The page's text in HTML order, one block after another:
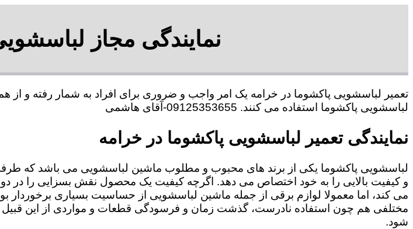
نمایندگی مجاز
تعمیر لباسشویی پاکشوما در خرامه یک امر واجب و ضروری برای افراد به شمار رفته و
لباسشویی پاکشوما استفاده می کنند. 09125353655-آقای هاشمی
نمایندگی تعمیر لباسشویی پاکشوما در خرامه
لباسشویی پاکشوما یکی از برند های محبوب و مطلوب ماشین لباسشویی می باشد که
و کیفیت بالایی را به خود اختصاص می دهد. اگرچه کیفیت یک محصول نقش بسزایی را در
می کند، اما معمولا لوازم برقی از جمله ماشین لباسشویی از حساسیت بسیاری برخوردار
مختلفی هم چون استفاده نادرست، گذشت زمان و فرسودگی قطعات و مواردی از این
شود.